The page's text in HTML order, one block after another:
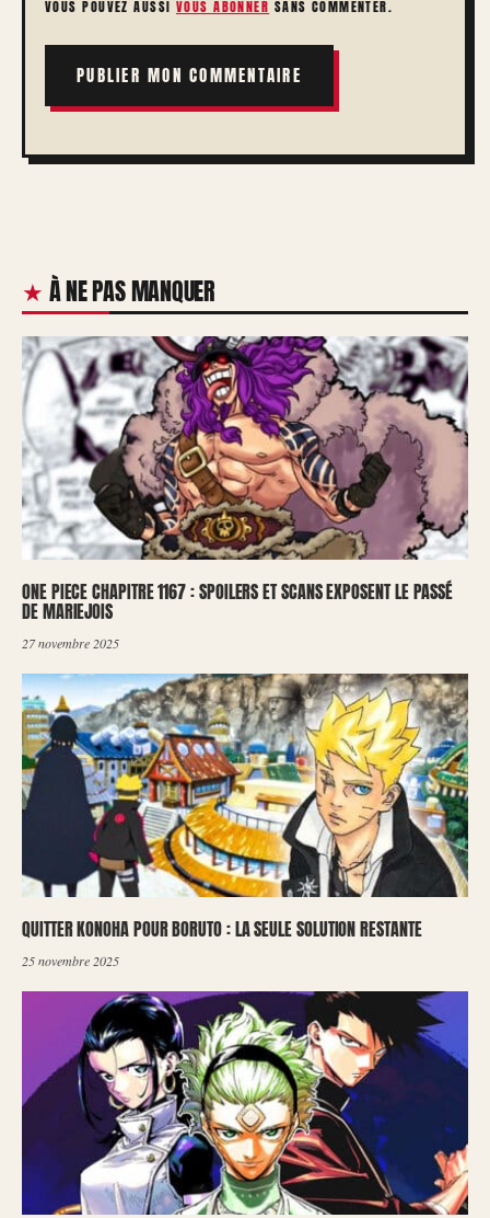
VOUS POUVEZ AUSSI VOUS ABONNER SANS COMMENTER.
À NE PAS MANQUER
ONE PIECE CHAPITRE 1167 : SPOILERS ET SCANS EXPOSENT LE PASSÉ
DE MARIEJOIS
27 novembre 2025
QUITTER KONOHA POUR BORUTO : LA SEULE SOLUTION RESTANTE
25 novembre 2025